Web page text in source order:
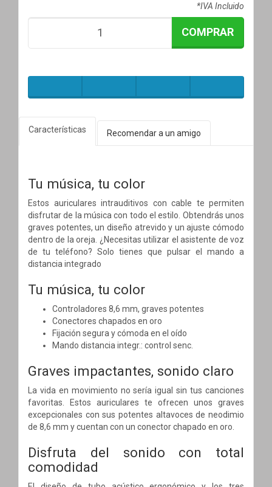
*IVA Incluido
COMPRAR
Características Recomendar a un amigo
Tu música, tu color
Estos auriculares intrauditivos con cable te permiten
disfrutar de la música con todo el estilo. Obtendrás unos
graves potentes, un diseño atrevido y un ajuste cómodo
dentro de la oreja. ¿Necesitas utilizar el asistente de voz
de tu teléfono? Solo tienes que pulsar el mando a
distancia integrado
Tu música, tu color
Controladores 8,6 mm, graves potentes
Conectores chapados en oro
Fijación segura y cómoda en el oído
Mando distancia integr.: control senc.
Graves impactantes, sonido claro
La vida en movimiento no sería igual sin tus canciones
favoritas. Estos auriculares te ofrecen unos graves
excepcionales con sus potentes altavoces de neodimio
de 8,6 mm y cuentan con un conector chapado en oro.
Disfruta del sonido con total
comodidad